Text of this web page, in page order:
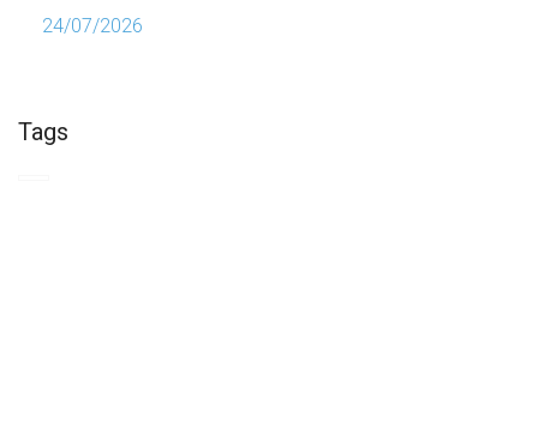
24/07/2026
Tags